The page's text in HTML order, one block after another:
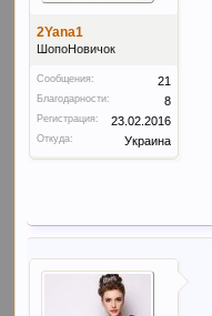
2Yana1
ШопоНовичок
Сообщения: 21
Благодарности: 8
Регистрация: 23.02.2016
Откуда: Украина